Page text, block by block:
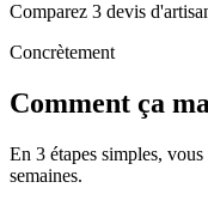
Comparez 3 devis
Concrètement
Comment ça
En 3 étapes simples,
semaines.